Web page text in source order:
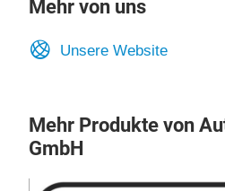
Mehr von uns
Unsere Website
Mehr Produkte von
GmbH